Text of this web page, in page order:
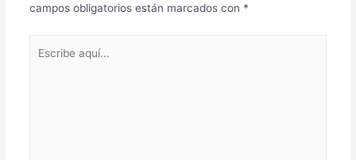
campos obligatorios están marcados con *